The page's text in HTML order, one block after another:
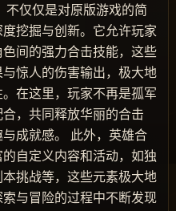
不仅仅是对原版游戏的简
挖掘与创新。它允许玩家
间的强力合击技能，这些
惊人的伤害输出，极大地
在这里，玩家不再是孤军
，共同释放华丽的合击
成就感。 此外，英雄合
自定义内容和活动，如独
挑战等，这些元素极大地
与冒险的过程中不断发现